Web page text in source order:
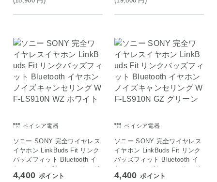
ベイシア電器
ソニー SONY 完全ワイヤレス
イヤホン LinkBuds Fit リンク
バッズフィット Bluetooth イ
ヤホン ノイズキャンセリング
WF-LS910N WZ ホワイト
4,400 ポイント
ベイシア電器
ソニー SONY 完全ワイヤレス
イヤホン LinkBuds Fit リンク
バッズフィット Bluetooth イ
ヤホン ノイズキャンセリング
WF-LS910N GZ グリーン
4,400 ポイント